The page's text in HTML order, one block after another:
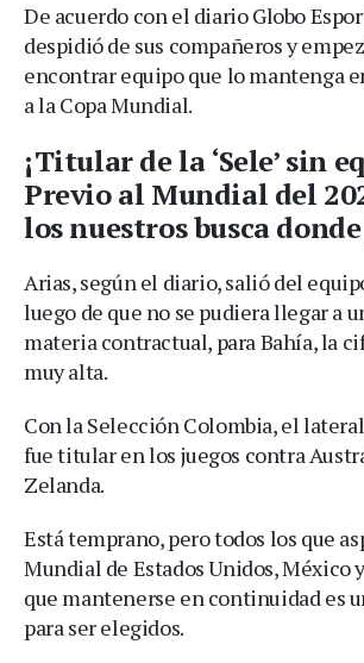
De acuerdo con el diario Globo
despidió de sus compañeros y
encontrar equipo que lo mantenga
a la Copa Mundial.
¡Titular de la ‘Sele’ sin
Previo al Mundial del
los nuestros busca
Arias, según el diario, salió del
luego de que no se pudiera llegar a
materia contractual, para Bahía, la
muy alta.
Con la Selección Colombia, el
fue titular en los juegos contra
Zelanda.
Está temprano, pero todos los que
Mundial de Estados Unidos, México
que mantenerse en continuidad es
para ser elegidos.